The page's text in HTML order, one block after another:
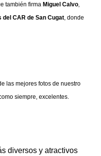
también firma Miguel Calvo,
del CAR de San Cugat, donde
las mejores fotos de nuestro
siempre, excelentes.
diversos y atractivos